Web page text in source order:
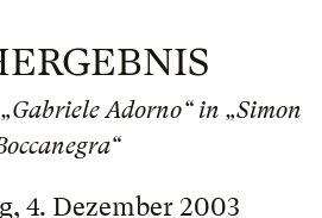
Adorno“ in „Simon
4. Dezember 2003